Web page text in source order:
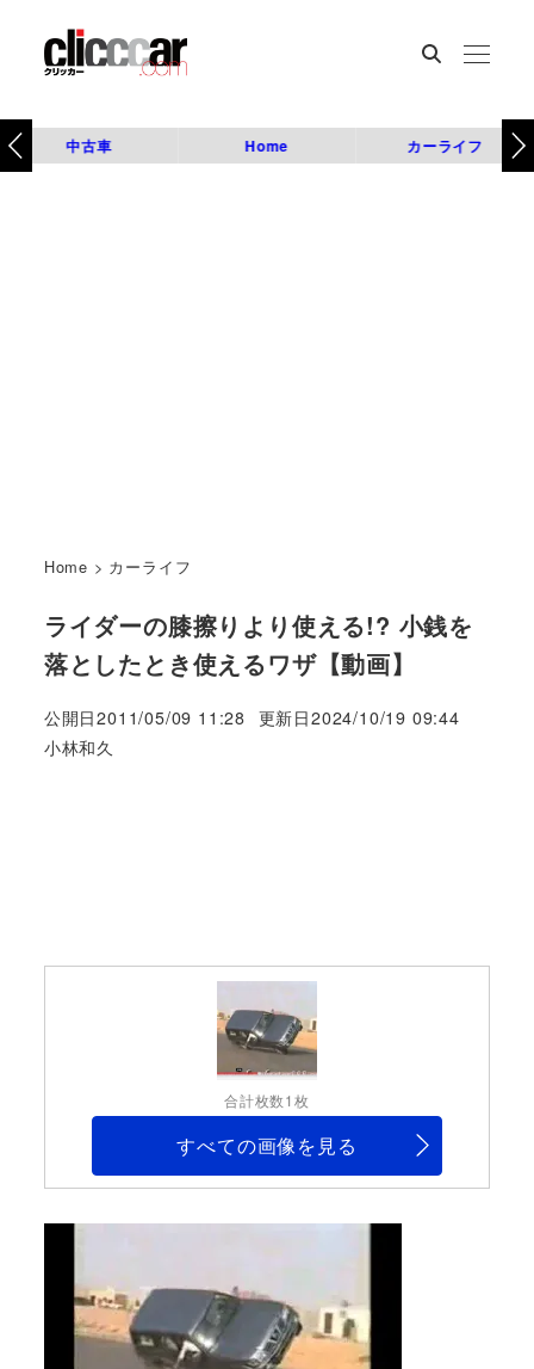
中古車 Home カーライフ
Home > カーライフ
ライダーの膝擦りより使える!? 小銭を
落としたとき使えるワザ【動画】
公開日2011/05/09 11:28 更新日2024/10/19 09:44
著
小林和久
合計枚数1枚
すべての画像を見る